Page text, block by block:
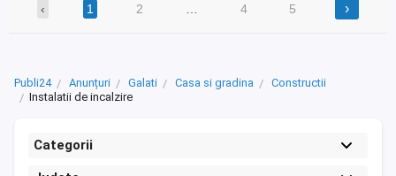
‹ 1 2 4 5 ›
Publi24 Anunțuri Galati Casa si gradina
Constructii
Instalatii de incalzire
Categorii